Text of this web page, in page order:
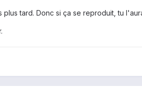
tard. Donc si ça se reproduit, tu